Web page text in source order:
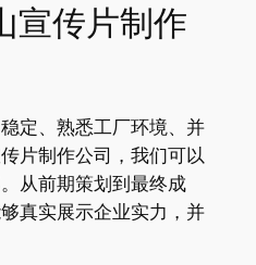
宣传片制作
定、熟悉工厂环境、并
片制作公司，我们可以
从前期策划到最终成
真实展示企业实力，并